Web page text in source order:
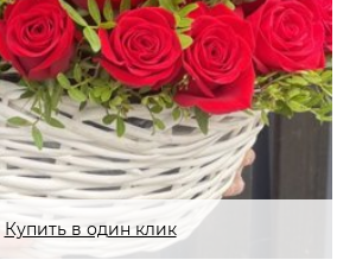
Купить в один клик